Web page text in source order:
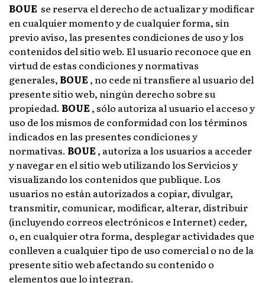
BOUE se reserva el derecho de actualizar y modificar
en cualquier momento y de cualquier forma, sin
previo aviso, las presentes condiciones de uso y los
contenidos del sitio web. El usuario reconoce que en
virtud de estas condiciones y normativas
generales, BOUE, no cede ni transfiere al usuario del
presente sitio web, ningún derecho sobre su
propiedad. BOUE, sólo autoriza al usuario el acceso y
uso de los mismos de conformidad con los términos
indicados en las presentes condiciones y
normativas. BOUE, autoriza a los usuarios a acceder
y navegar en el sitio web utilizando los Servicios y
visualizando los contenidos que publique. Los
usuarios no están autorizados a copiar, divulgar,
transmitir, comunicar, modificar, alterar, distribuir
(incluyendo correos electrónicos e Internet) ceder,
o, en cualquier otra forma, desplegar actividades que
conlleven a cualquier tipo de uso comercial o no de la
presente sitio web afectando su contenido o
elementos que lo integran.